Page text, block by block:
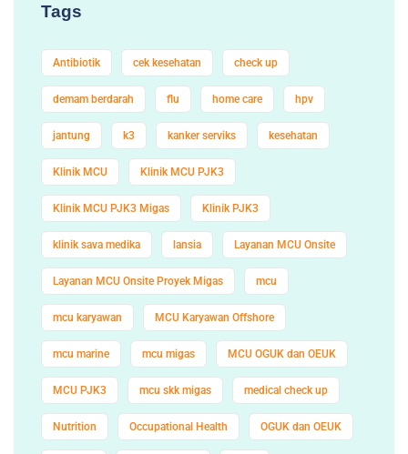
Tags
Antibiotik cek kesehatan check up
demam berdarah flu home care hpv
jantung k3 kanker serviks kesehatan
Klinik MCU Klinik MCU PJK3
Klinik MCU PJK3 Migas Klinik PJK3
klinik sava medika lansia Layanan MCU Onsite
Layanan MCU Onsite Proyek Migas mcu
mcu karyawan MCU Karyawan Offshore
mcu marine mcu migas MCU OGUK dan OEUK
MCU PJK3 mcu skk migas medical check up
Nutrition Occupational Health OGUK dan OEUK